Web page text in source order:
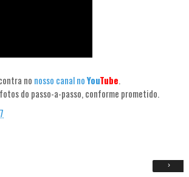
no nosso canal noYouTube.
do passo-a-passo, conforme prometido.
›